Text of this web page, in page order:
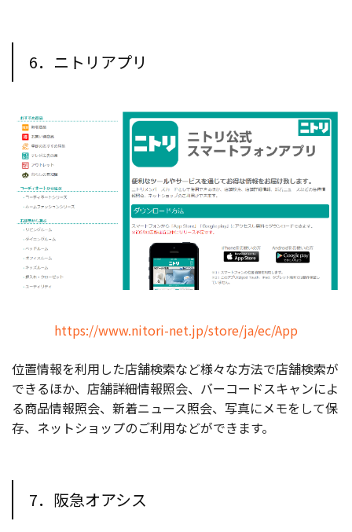
6．ニトリアプリ
https://www.nitori-net.jp/store/ja/ec/App
位置情報を利用した店舗検索など様々な方法で店舗検索が
できるほか、店舗詳細情報照会、バーコードスキャンによ
る商品情報照会、新着ニュース照会、写真にメモをして保
存、ネットショップのご利用などができます。
7．阪急オアシス